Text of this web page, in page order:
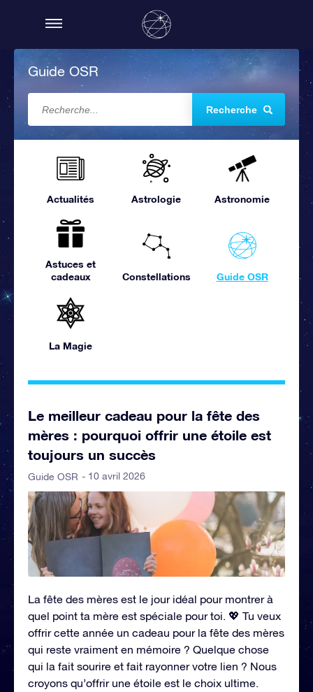
Guide OSR
Recherche
Actualités Astrologie Astronomie
Astuces et
cadeaux
Constellations Guide OSR
La Magie
Le meilleur cadeau pour la fête des
mères : pourquoi offrir une étoile est
toujours un succès
Guide OSR - 10 avril 2026
La fête des mères est le jour idéal pour montrer à
quel point ta mère est spéciale pour toi. 💖 Tu veux
offrir cette année un cadeau pour la fête des mères
qui reste vraiment en mémoire ? Quelque chose
qui la fait sourire et fait rayonner votre lien ? Nous
croyons qu’offrir une étoile est le choix ultime.